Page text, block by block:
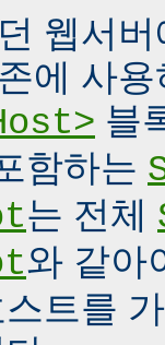
웹서
에 사
블
함하는
는 전체
와 같아
트를